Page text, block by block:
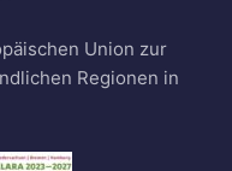
Union zur
Regionen in